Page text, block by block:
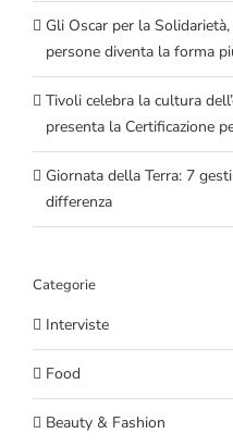
Gli Oscar per la
persone diventa la forma
Tivoli celebra la cultura
presenta la Certificazione
Giornata della Terra: 7
differenza
Categorie
Interviste
Food
Beauty & Fashion